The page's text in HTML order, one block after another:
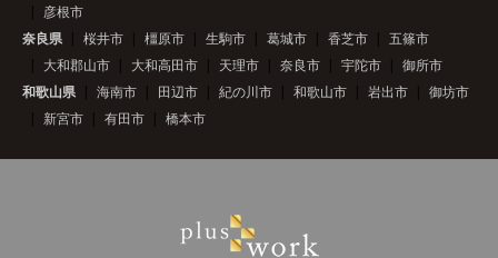
彦根市
奈良県
桜井市 橿原市 生駒市 葛城市 香芝市
五篠市
大和郡山市
大和高田市 天理市 奈良市 宇陀市
御所市
和歌山県
海南市 田辺市 紀の川市 和歌山市 岩出市
御坊市
新宮市
有田市 橋本市